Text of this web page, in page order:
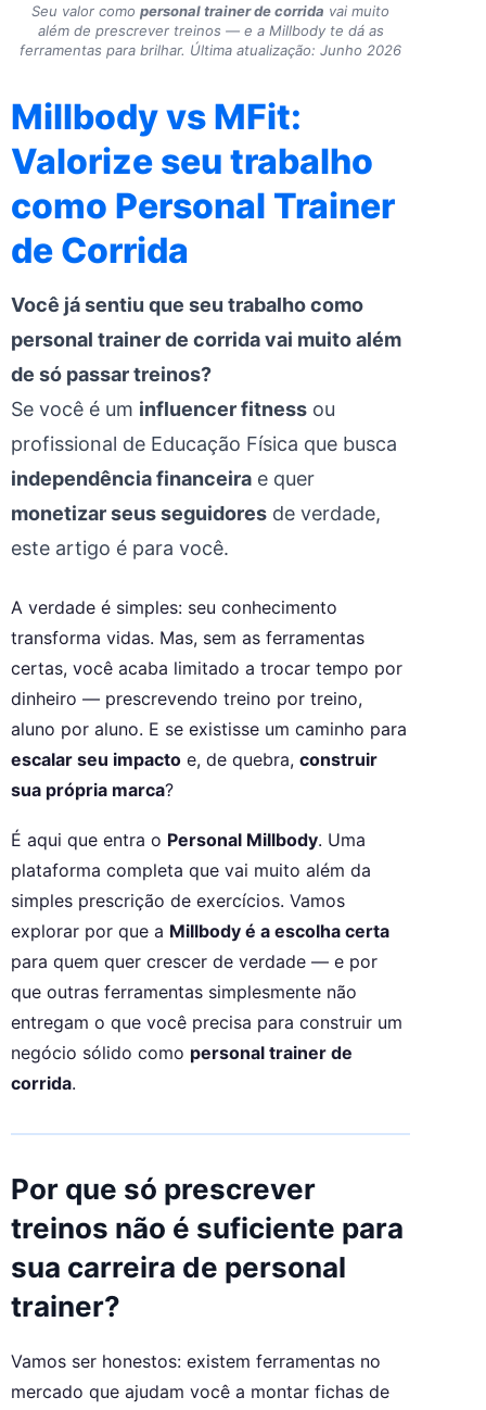
Seu valor como personal trainer de corrida vai muito
além de prescrever treinos — e a Millbody te dá as
ferramentas para brilhar. Última atualização: Junho 2026
Millbody vs MFit:
Valorize seu trabalho
como Personal Trainer
de Corrida
Você já sentiu que seu trabalho como
personal trainer de corrida vai muito além
de só passar treinos?
Se você é um influencer fitness ou
profissional de Educação Física que busca
independência financeira e quer
monetizar seus seguidores de verdade,
este artigo é para você.
A verdade é simples: seu conhecimento
transforma vidas. Mas, sem as ferramentas
certas, você acaba limitado a trocar tempo por
dinheiro — prescrevendo treino por treino,
aluno por aluno. E se existisse um caminho para
escalar seu impacto e, de quebra, construir
sua própria marca?
É aqui que entra o Personal Millbody. Uma
plataforma completa que vai muito além da
simples prescrição de exercícios. Vamos
explorar por que a Millbody é a escolha certa
para quem quer crescer de verdade — e por
que outras ferramentas simplesmente não
entregam o que você precisa para construir um
negócio sólido como personal trainer de
corrida.
Por que só prescrever
treinos não é suficiente para
sua carreira de personal
trainer?
Vamos ser honestos: existem ferramentas no
mercado que ajudam você a montar fichas de